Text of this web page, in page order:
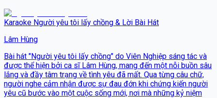
Karaoke Người yêu tôi lấy chồng & Lời Bài Hát
Lâm Hùng
Bài hát "Người yêu tôi lấy chồng" do Viên Nghiệp sáng tác và
được thể hiện bởi ca sĩ Lâm Hùng, mang đến một nỗi buồn sâu
lắng và đầy tâm trạng về tình yêu đã mất. Qua từng câu chữ,
người nghe cảm nhận được sự đau đớn khi chứng kiến người
yêu cũ bước vào một cuộc sống mới, nơi mà những kỷ niệm